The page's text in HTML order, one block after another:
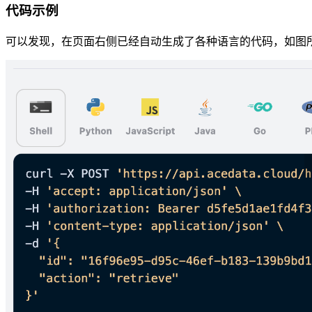
代码示例
可以发现，在页面右侧已经自动生成了各种语言的代码，如图